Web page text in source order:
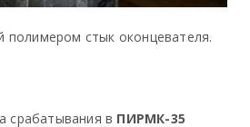
полимером стык оконцевателя.
срабатывания в ПИРМК-35